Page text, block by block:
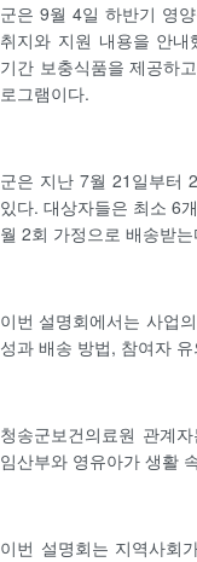
군은 9월 4일 하반기 영
취지와 지원 내용을 안
기간 보충식품을 제공하
로그램이다.
군은 지난 7월 21일부터
있다. 대상자들은 최소 6
월 2회 가정으로 배송받는
이번 설명회에서는 사업
성과 배송 방법, 참여자
청송군보건의료원 관계
임산부와 영유아가 생활
이번 설명회는 지역사회